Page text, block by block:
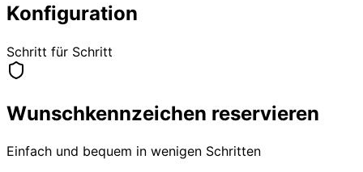
Konfiguration
Schritt für Schritt
Wunschkennzeichen reservieren
Einfach und bequem in wenigen Schritten